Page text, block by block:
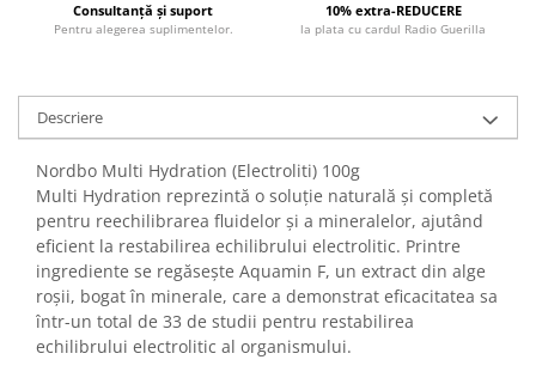
Consultanță și suport
Pentru alegerea suplimentelor.
10% extra-REDUCERE
la plata cu cardul Radio Guerilla
Descriere
Nordbo Multi Hydration (Electroliti) 100g
Multi Hydration reprezintă o soluție naturală și completă
pentru reechilibrarea fluidelor și a mineralelor, ajutând
eficient la restabilirea echilibrului electrolitic. Printre
ingrediente se regăsește Aquamin F, un extract din alge
roșii, bogat în minerale, care a demonstrat eficacitatea sa
într-un total de 33 de studii pentru restabilirea
echilibrului electrolitic al organismului.